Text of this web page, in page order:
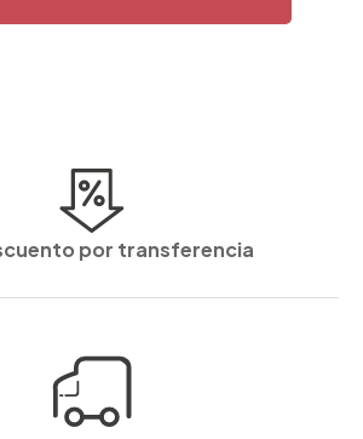
por transferencia